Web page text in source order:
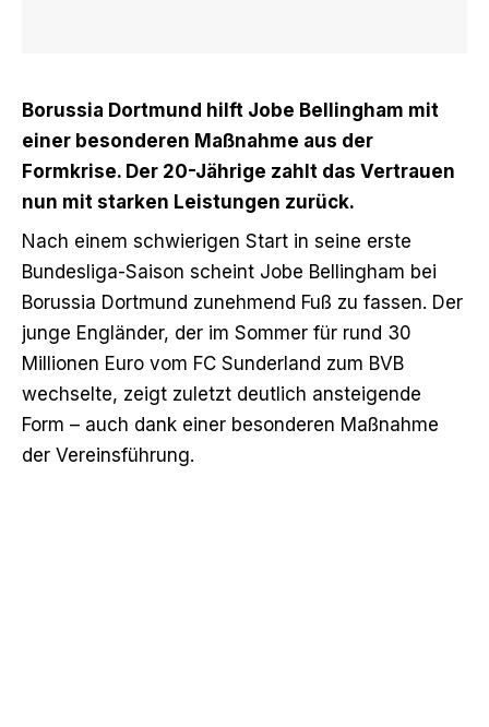
Borussia Dortmund hilft Jobe Bellingham mit
einer besonderen Maßnahme aus der
Formkrise. Der 20-Jährige zahlt das Vertrauen
nun mit starken Leistungen zurück.
Nach einem schwierigen Start in seine erste
Bundesliga-Saison scheint Jobe Bellingham bei
Borussia Dortmund zunehmend Fuß zu fassen. Der
junge Engländer, der im Sommer für rund 30
Millionen Euro vom FC Sunderland zum BVB
wechselte, zeigt zuletzt deutlich ansteigende
Form – auch dank einer besonderen Maßnahme
der Vereinsführung.